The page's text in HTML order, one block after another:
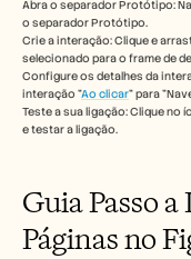
Abra o separador Protótipo:
o separador Protótipo.
Crie a interação: Clique e
selecionado para o frame de
Configure os detalhes da
interação "Ao clicar" para
Teste a sua ligação: Clique no
e testar a ligação.
Guia Passo
Páginas no
Histórias de clientes
Capacitação de vendas
Pré-venda
Marketing de Produto
Sucesso do Cliente
Formação
See more